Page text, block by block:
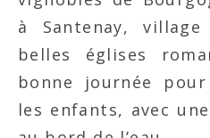
à Santenay,
belles églises
bonne journée
les enfants, avec